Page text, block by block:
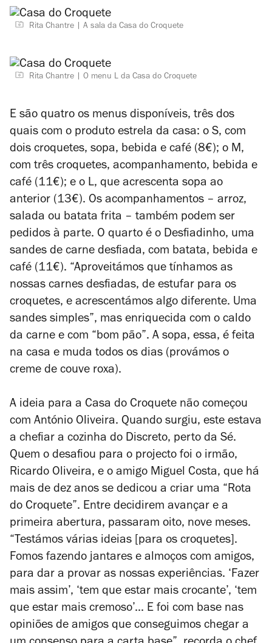
Rita Chantre A sala da Casa do Croquete
Rita Chantre O menu L da Casa do Croquete
E são quatro os menus disponíveis, três dos
quais com o produto estrela da casa: o S, com
dois croquetes, sopa, bebida e café (8€); o M,
com três croquetes, acompanhamento, bebida e
café (11€); e o L, que acrescenta sopa ao
anterior (13€). Os acompanhamentos – arroz,
salada ou batata frita – também podem ser
pedidos à parte. O quarto é o Desfiadinho, uma
sandes de carne desfiada, com batata, bebida e
café (11€). “Aproveitámos que tínhamos as
nossas carnes desfiadas, de estufar para os
croquetes, e acrescentámos algo diferente. Uma
sandes simples”, mas enriquecida com o caldo
da carne e com “bom pão”. A sopa, essa, é feita
na casa e muda todos os dias (provámos o
creme de couve roxa).
A ideia para a Casa do Croquete não começou
com António Oliveira. Quando surgiu, este estava
a chefiar a cozinha do Discreto, perto da Sé.
Quem o desafiou para o projecto foi o irmão,
Ricardo Oliveira, e o amigo Miguel Costa, que há
mais de dez anos se dedicou a criar uma “Rota
do Croquete”. Entre decidirem avançar e a
primeira abertura, passaram oito, nove meses.
“Testámos várias ideias [para os croquetes].
Fomos fazendo jantares e almoços com amigos,
para dar a provar as nossas experiências. ‘Fazer
mais assim’, ‘tem que estar mais crocante’, ‘tem
que estar mais cremoso’... E foi com base nas
opiniões de amigos que conseguimos chegar a